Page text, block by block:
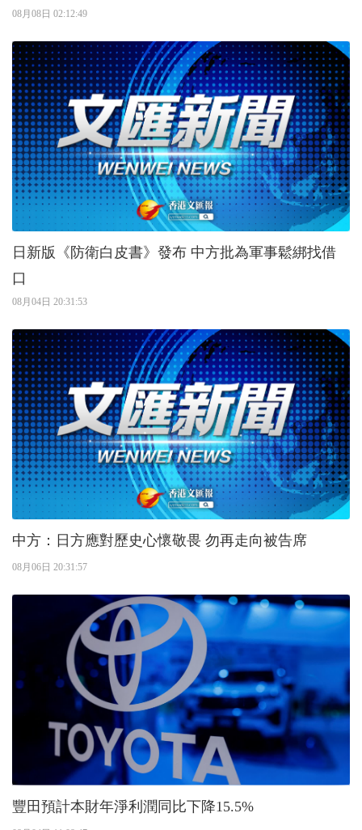
08月08日 02:12:49
日新版《防衛白皮書》發布 中方批為軍事鬆綁找借
口
08月04日 20:31:53
中方：日方應對歷史心懷敬畏 勿再走向被告席
08月06日 20:31:57
豐田預計本財年淨利潤同比下降15.5%